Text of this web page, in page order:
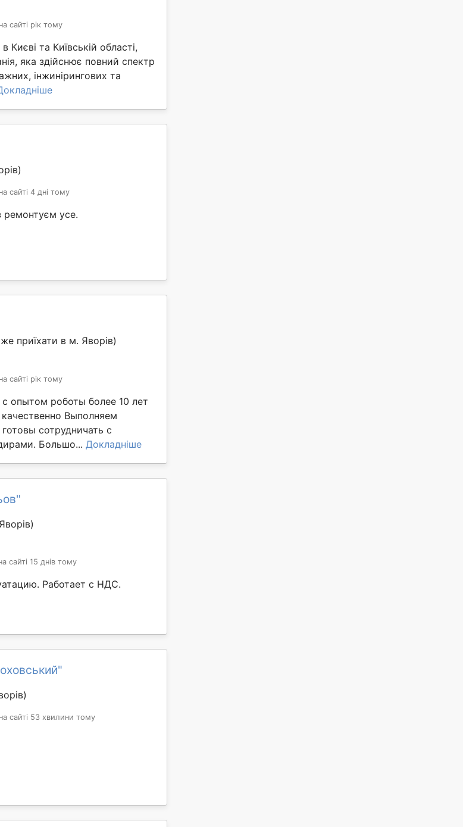
сайті рік тому
Києві та Київській області,
яка здійснює повний спектр
інжинірингових та
сайті 4 дні тому
усе.
приїхати в м. Яворів)
сайті рік тому
опытом роботы более 10 лет
Выполняем
сотрудничать с
Большо... Докладніше
сайті 15 днів тому
Работает с НДС.
сайті 53 хвилини тому